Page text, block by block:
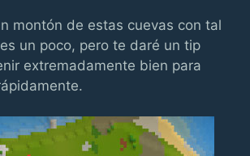
montón de estas cuevas con tal
un poco, pero te daré un tip
extremadamente bien para